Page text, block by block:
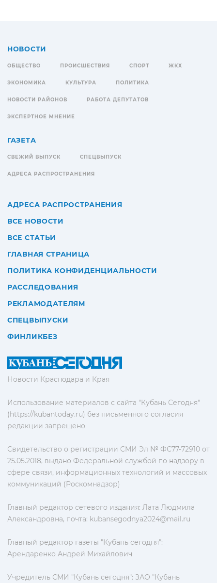
Новости Краснодара и Края
Использование материалов с сайта "Кубань Сегодня"
(https://kubantoday.ru) без письменного согласия
редакции запрещено
Свидетельство о регистрации СМИ Эл № ФС77-72910 от
25.05.2018, выдано Федеральной службой по надзору в
сфере связи, информационных технологий и массовых
коммуникаций (Роскомнадзор)
Главный редактор сетевого издания: Лата Людмила
Александровна, почта: kubansegodnya2024@mail.ru
Главный редактор газеты "Кубань сегодня":
Арендаренко Андрей Михайлович
Учредитель СМИ "Кубань сегодня": ЗАО "Кубань
НОВОСТИ
ОБЩЕСТВО ПРОИСШЕСТВИЯ СПОРТ ЖКХ
ЭКОНОМИКА КУЛЬТУРА ПОЛИТИКА
НОВОСТИ РАЙОНОВ РАБОТА ДЕПУТАТОВ
ЭКСПЕРТНОЕ МНЕНИЕ
ГАЗЕТА
СВЕЖИЙ ВЫПУСК СПЕЦВЫПУСК
АДРЕСА РАСПРОСТРАНЕНИЯ
АДРЕСА РАСПРОСТРАНЕНИЯ
ВСЕ НОВОСТИ
ВСЕ СТАТЬИ
ГЛАВНАЯ СТРАНИЦА
ПОЛИТИКА КОНФИДЕНЦИАЛЬНОСТИ
РАССЛЕДОВАНИЯ
РЕКЛАМОДАТЕЛЯМ
СПЕЦВЫПУСКИ
ФИНЛИКБЕЗ